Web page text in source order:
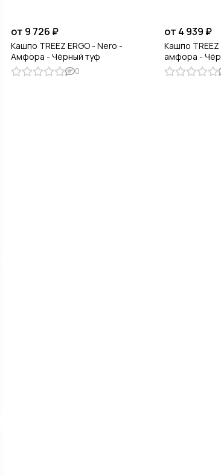
от 9 726 ₽
Кашпо TREEZ ERGO - Nero -
Амфора - Чёрный туф
0
от 4 939 ₽
Кашпо
амфора -